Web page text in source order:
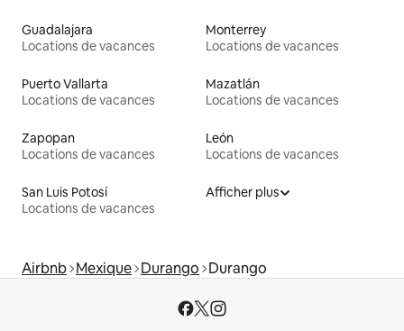
Guadalajara
Locations de vacances
Monterrey
Locations de vacances
Puerto Vallarta
Locations de vacances
Mazatlán
Locations de vacances
Zapopan
Locations de vacances
León
Locations de vacances
San Luis Potosí
Locations de vacances
Afficher plus
Airbnb Mexique Durango Durango